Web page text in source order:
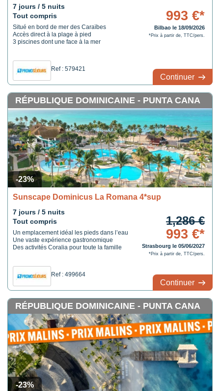
7 jours / 5 nuits
Tout compris
Situé en bord de mer des Caraïbes
Accès direct à la plage à pied
3 piscines dont une face à la mer
Ref : 579421
993 €*
Bilbao le 18/09/2026
*Prix à partir de, TTC/pers.
Continuer
-23%
RÉPUBLIQUE DOMINICAINE - PUNTA CANA
Sunscape Dominicus La Romana 4*sup
7 jours / 5 nuits
Tout compris
Un emplacement idéal les pieds dans l’eau
Une vaste expérience gastronomique
Des activités Coralia pour toute la famille
Ref : 499664
1,286 €
993 €*
Strasbourg le 05/06/2027
*Prix à partir de, TTC/pers.
Continuer
-23%
RÉPUBLIQUE DOMINICAINE - PUNTA CANA